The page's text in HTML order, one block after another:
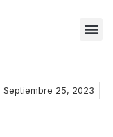
Septiembre 25, 2023